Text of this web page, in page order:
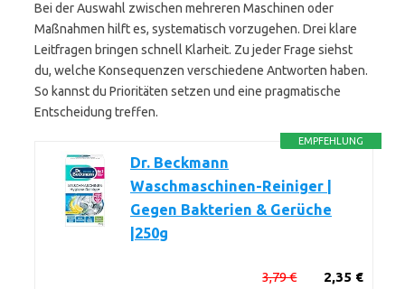
Bei der Auswahl zwischen mehreren Maschinen oder
Maßnahmen hilft es, systematisch vorzugehen. Drei klare
Leitfragen bringen schnell Klarheit. Zu jeder Frage siehst
du, welche Konsequenzen verschiedene Antworten haben.
So kannst du Prioritäten setzen und eine pragmatische
Entscheidung treffen.
EMPFEHLUNG
Dr. Beckmann
Waschmaschinen-Reiniger |
Gegen Bakterien & Gerüche
|250g
2,35 €
3,79 €